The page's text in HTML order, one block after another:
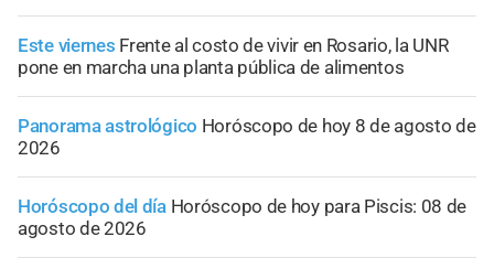
Este viernes Frente al costo de vivir en Rosario, la UNR
pone en marcha una planta pública de alimentos
Panorama astrológico Horóscopo de hoy 8 de agosto de
2026
Horóscopo del día Horóscopo de hoy para Piscis: 08 de
agosto de 2026